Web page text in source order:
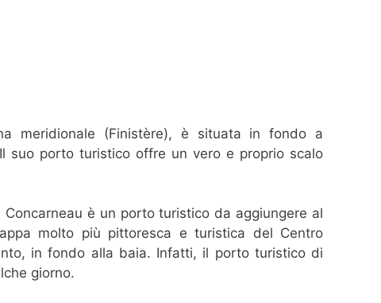
meridionale (Finistère), è situata in fondo a
Il suo porto turistico offre un vero e proprio scalo
è un porto turistico da aggiungere al
molto più pittoresca e turistica del Centro
in fondo alla baia. Infatti, il porto turistico di
giorno.